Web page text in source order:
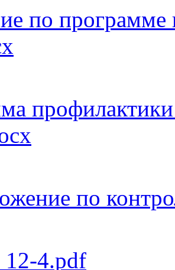
по программе
по
4.pdf